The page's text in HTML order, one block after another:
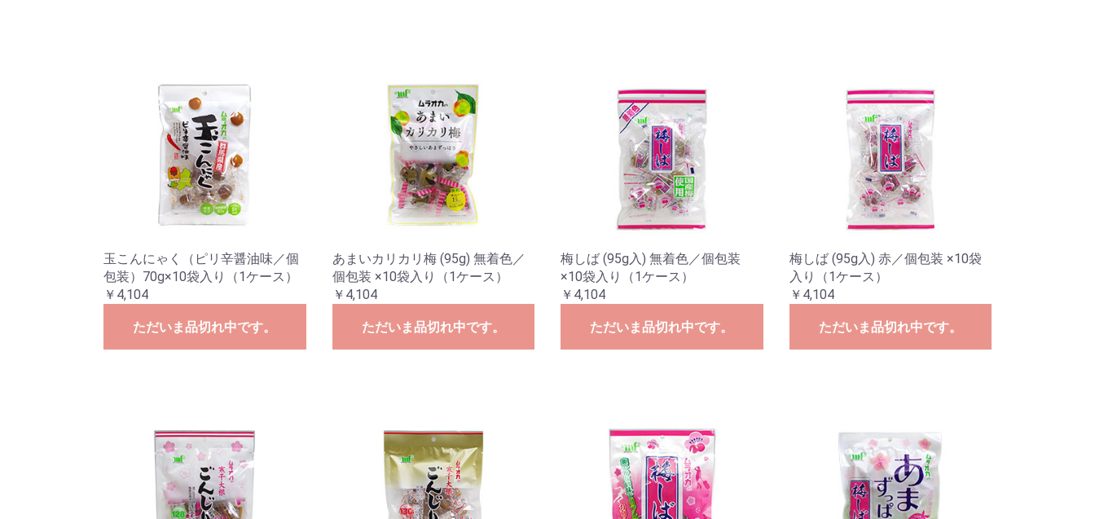
玉こんにゃく（ピリ辛醤油味／個
包装）70g×10袋入り（1ケース）
￥4,104
ただいま品切れ中です。
あまいカリカリ梅 (95g) 無着色／
個包装 ×10袋入り（1ケース）
￥4,104
ただいま品切れ中です。
梅しば (95g入) 無着色／個包装
×10袋入り（1ケース）
￥4,104
ただいま品切れ中です。
梅しば (95g入) 赤／個包装 ×10袋
入り（1ケース）
￥4,104
ただいま品切れ中です。